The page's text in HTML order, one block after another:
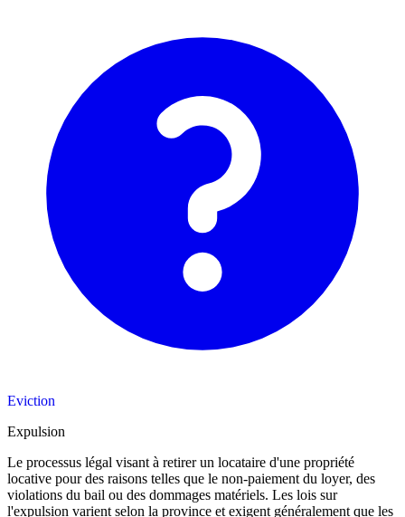
Eviction
Expulsion
Le processus légal visant à retirer un locataire d'une propriété
locative pour des raisons telles que le non-paiement du loyer, des
violations du bail ou des dommages matériels. Les lois sur
l'expulsion varient selon la province et exigent généralement que les